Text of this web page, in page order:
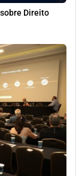
Direito